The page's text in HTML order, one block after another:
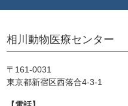
相川動物医療センター
〒161-0031
東京都新宿区西落合4-3-1